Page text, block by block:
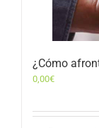
¿Cómo
0,00€